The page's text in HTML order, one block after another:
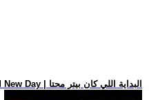
.. فيلم Spider-Man: Brand New Day | البداية اللي كان بيتر محتا